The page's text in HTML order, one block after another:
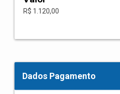
R$ 1.120,00
Dados Pagamento